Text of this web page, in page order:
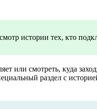
истории тех, кто
или смотреть, куда
раздел с